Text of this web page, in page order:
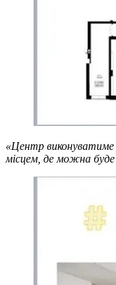
«Центр виконуватиме
місцем, де можна